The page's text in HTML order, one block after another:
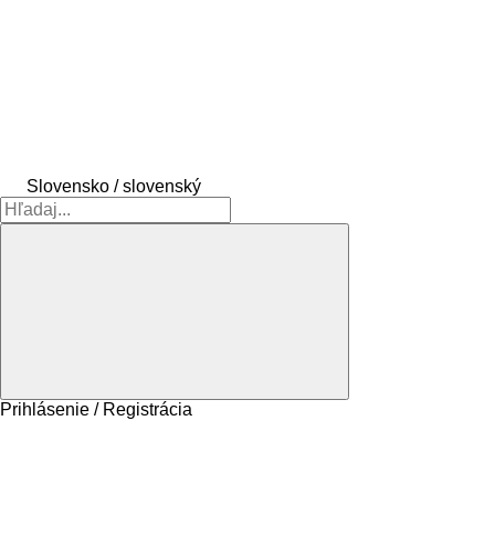
Slovensko / slovenský
Prihlásenie / Registrácia